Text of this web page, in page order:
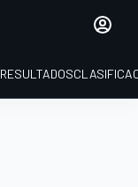
RESULTADOS